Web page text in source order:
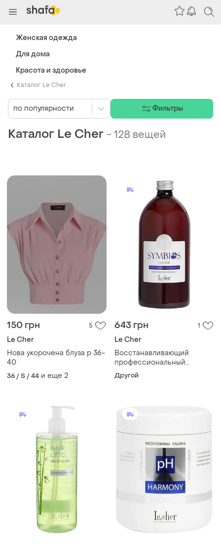
Каталог Le Cher
Каталог Le Cher -128 вещей
150 грн 5
Le Cher
Нова укорочена блуза р 36-
40
36 / S / 44 и еще 2
643 грн 1
Le Cher
Восстанавливающий
профессиональный
шампунь с аргановым
маслом для волос symbios
Другой
по популярности Фильтры
Женская одежда
Для дома
Красота и здоровье